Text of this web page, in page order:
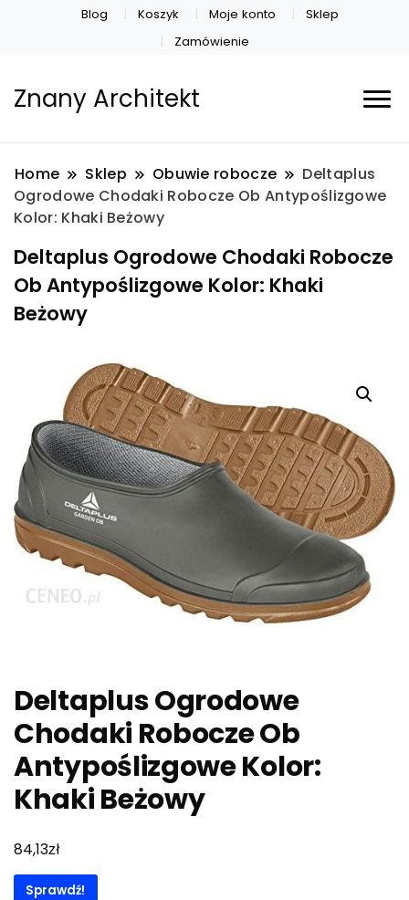
Blog Koszyk Moje konto
Sklep
Zamówienie
Znany Architekt
Home Sklep Obuwie robocze
Deltaplus
Ogrodowe Chodaki Robocze Ob Antypoślizgowe
Kolor: Khaki Beżowy
Deltaplus Ogrodowe Chodaki Robocze
Ob Antypoślizgowe Kolor: Khaki
Beżowy
Deltaplus Ogrodowe
Chodaki Robocze Ob
Antypoślizgowe Kolor:
Khaki Beżowy
84,13zł
Sprawdź!